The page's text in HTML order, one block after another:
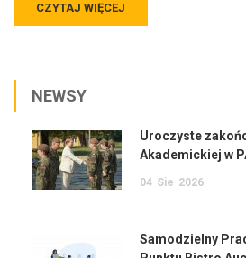
CZYTAJ WIĘCEJ
NEWSY
Uroczyste
Akademickiej w
04 Sie 2026
Samodzielny